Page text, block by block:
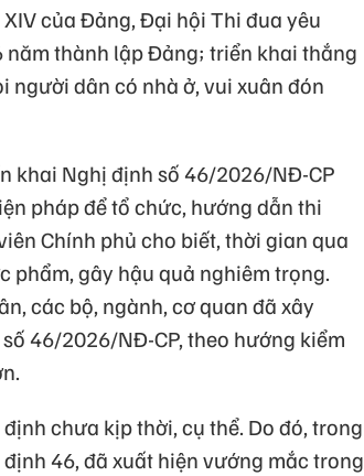
của Đảng, Đại hội Thi đua yêu
năm thành lập Đảng; triển khai thắng
người dân có nhà ở, vui xuân đón
khai Nghị định số 46/2026/NĐ-CP
pháp để tổ chức, hướng dẫn thi
Chính phủ cho biết, thời gian qua
phẩm, gây hậu quả nghiêm trọng.
các bộ, ngành, cơ quan đã xây
46/2026/NĐ-CP, theo hướng kiểm
chưa kịp thời, cụ thể. Do đó, trong
46, đã xuất hiện vướng mắc trong